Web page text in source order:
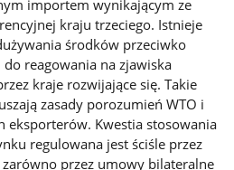
importem wynikającym ze
kraju trzeciego. Istnieje
środków przeciwko
reagowania na zjawiska
kraje rozwijające się. Takie
zasady porozumień WTO i
eksporterów. Kwestia stosowania
regulowana jest ściśle przez
przez umowy bilateralne